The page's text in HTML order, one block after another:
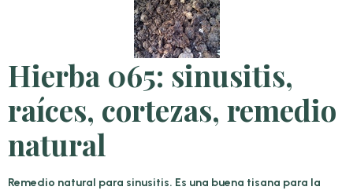
Hierba 065: sinusitis,
raíces, cortezas, remedio
natural
Remedio natural para sinusitis. Es una buena tisana para la